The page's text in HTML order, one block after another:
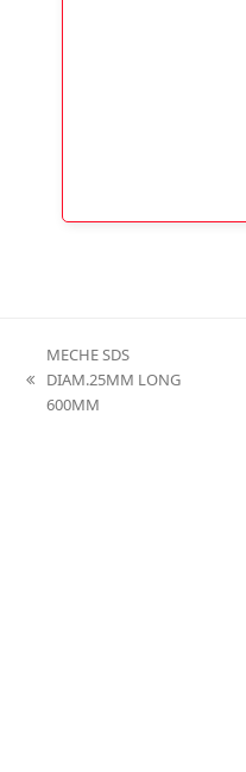
previous
post:
MECHE SDS
DIAM.25MM LONG
600MM